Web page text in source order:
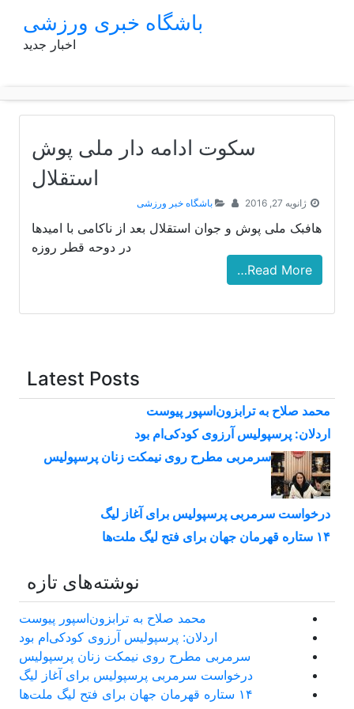
باشگاه خبری ورزشی
اخبار جدید
سکوت ادامه دار ملی پوش
استقلال
ژانویه 27, 2016 باشگاه خبر ورزشی
هافبک ملی پوش و جوان استقلال بعد از ناکامی با امیدها
در دوحه قطر روزه
Read More…
Latest Posts
محمد صلاح به ترابزون‌اسپور پیوست
اردلان: پرسپولیس آرزوی کودکی‌ام بود
سرمربی مطرح روی نیمکت زنان پرسپولیس
درخواست سرمربی پرسپولیس برای آغاز لیگ
۱۴ ستاره قهرمان جهان برای فتح لیگ ملت‌ها
نوشته‌های تازه
محمد صلاح به ترابزون‌اسپور پیوست
اردلان: پرسپولیس آرزوی کودکی‌ام بود
سرمربی مطرح روی نیمکت زنان پرسپولیس
درخواست سرمربی پرسپولیس برای آغاز لیگ
۱۴ ستاره قهرمان جهان برای فتح لیگ ملت‌ها